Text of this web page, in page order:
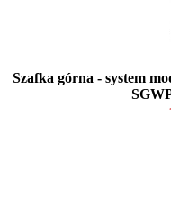
Szafka górna - system